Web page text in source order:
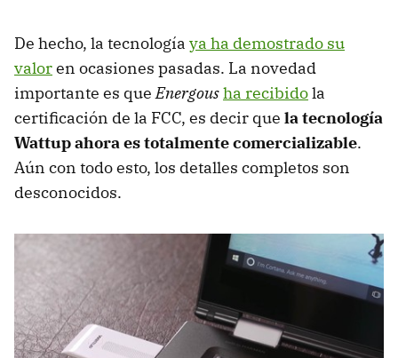
De hecho, la tecnología ya ha demostrado su
valoren ocasiones pasadas. La novedad
importante es queEnergousha recibidola
certificación de la FCC, es decir que la tecnología
Wattup ahora es totalmente comercializable.
Aún con todo esto, los detalles completos son
desconocidos.